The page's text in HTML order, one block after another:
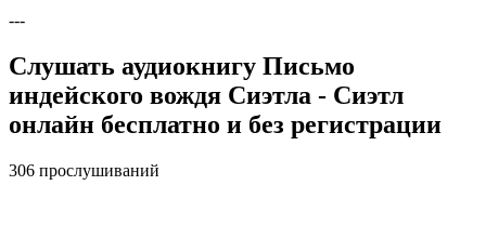
---
Слушать аудиокнигу Письмо
индейского вождя Сиэтла - Сиэтл
онлайн бесплатно и без регистрации
306 прослушиваний